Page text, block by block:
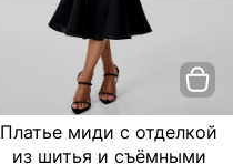
Платье миди с отделкой
из шитья и съёмными